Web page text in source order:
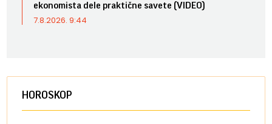
ekonomista dele praktične savete (VIDEO)
7.8.2026. 9:44
HOROSKOP